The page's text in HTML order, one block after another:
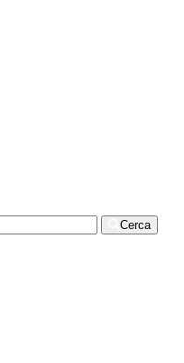
Cerca